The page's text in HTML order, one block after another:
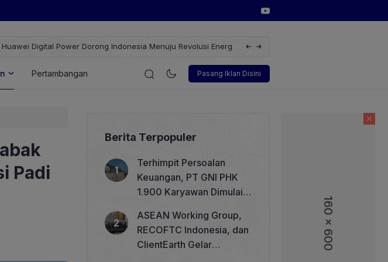
160 x 600
Menuju Revolusi Energi Terbarukan dengan Solusi
Wakil Direktur Utama PT Pelindo,
Pasang Iklan Disini
Pertambangan Korporasi Teknologi Otomotif
Padi
Berita Terpopuler
Terhimpit Persoalan
Keuangan, PT GNI PHK
1.900 Karyawan Dimulai 5
ASEAN Working Group,
RECOFTC Indonesia, dan
ClientEarth Gelar